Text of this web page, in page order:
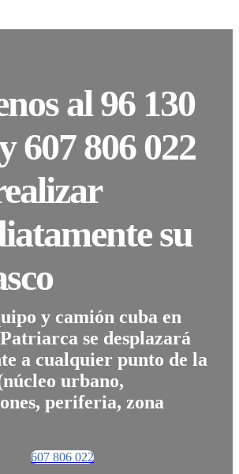
al 96 130
607 806 022
su
y camión cuba en
se desplazará
a cualquier punto de la
urbano,
periferia, zona
607 806 022